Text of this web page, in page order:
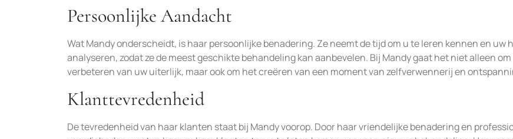
Persoonlijke Aandacht
Wat Mandy onderscheidt, is haar persoonlijke benadering. Ze neemt de tijd om u te leren kennen en uw
analyseren, zodat ze de meest geschikte behandeling kan aanbevelen. Bij Mandy gaat het niet alleen
verbeteren van uw uiterlijk, maar ook om het creëren van een moment van zelfverwennerij en
Klanttevredenheid
De tevredenheid van haar klanten staat bij Mandy voorop. Door haar vriendelijke benadering en